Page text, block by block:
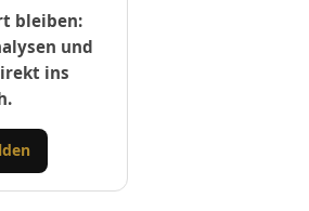
bleiben:
und
ins